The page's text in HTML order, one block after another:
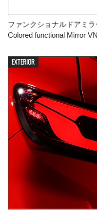
ファンクショナルドアミラ
Colored functional Mirror VN
EXTERIOR